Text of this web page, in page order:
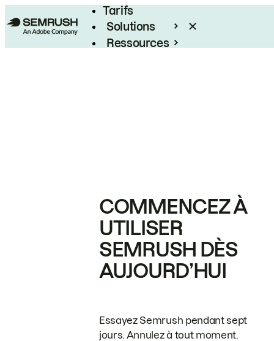
Tarifs
Solutions
Ressources
COMMENCEZ À
UTILISER
SEMRUSH DÈS
AUJOURD’HUI
Essayez Semrush pendant sept
jours. Annulez à tout moment.